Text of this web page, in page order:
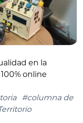
en la
online
#columna de